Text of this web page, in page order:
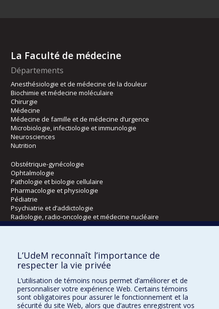
La Faculté de médecine
Départements
Anesthésiologie et de médecine de la douleur
Biochimie et médecine moléculaire
Chirurgie
Médecine
Médecine de famille et de médecine d’urgence
Microbiologie, infectiologie et immunologie
Neurosciences
Nutrition
Obstétrique-gynécologie
Ophtalmologie
Pathologie et biologie cellulaire
Pharmacologie et physiologie
Pédiatrie
Psychiatrie et d’addictologie
Radiologie, radio-oncologie et médecine nucléaire
Écoles
Kinésiologie et des sciences de l’activité physique
Orthophonie et audiologie
Réadaptation
Directions
L’UdeM reconnaît l’importance de
respecter la vie privée
L’utilisation de témoins nous permet d’améliorer et de
personnaliser votre expérience Web. Certains témoins
sont obligatoires pour assurer le fonctionnement et la
sécurité du site Web, alors que d’autres enregistrent vos